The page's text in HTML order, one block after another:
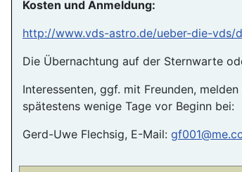
Kosten und Anmeldung:
http://www.vds-astro.de/ueber-die-vds/
Die Übernachtung auf der Sternwarte
Interessenten, ggf. mit Freunden,
spätestens wenige Tage vor Beginn bei:
Gerd-Uwe Flechsig, E-Mail: